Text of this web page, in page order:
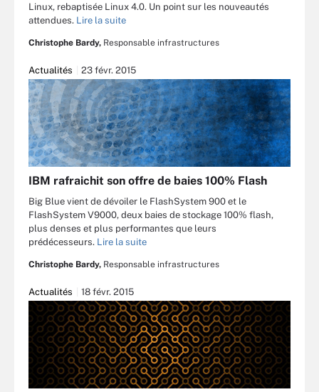
Linux, rebaptisée Linux 4.0. Un point sur les nouveautés
attendues. Lire la suite
Christophe Bardy, Responsable infrastructures
Actualités 23 févr. 2015
IBM rafraichit son offre de baies 100% Flash
Big Blue vient de dévoiler le FlashSystem 900 et le
FlashSystem V9000, deux baies de stockage 100% flash,
plus denses et plus performantes que leurs
prédécesseurs. Lire la suite
Christophe Bardy, Responsable infrastructures
Actualités 18 févr. 2015